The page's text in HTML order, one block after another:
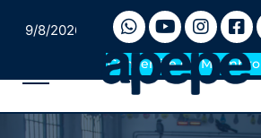
9/8/2026
Convertite en Miembro